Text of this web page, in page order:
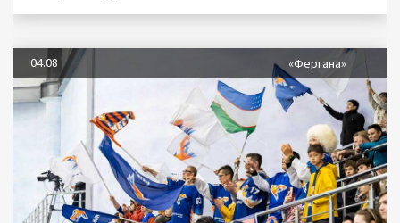
04.08 «Фергана»